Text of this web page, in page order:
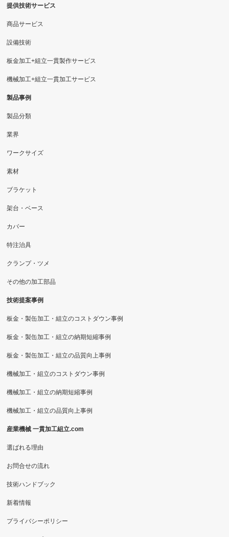
提供技術サービス
商品サービス
設備技術
板金加工+組立一貫製作サービス
機械加工+組立一貫加工サービス
製品事例
製品分類
業界
ワークサイズ
素材
ブラケット
架台・ベース
カバー
特注治具
クランプ・ツメ
その他の加工部品
技術提案事例
板金・製缶加工・組立のコストダウン事例
板金・製缶加工・組立の納期短縮事例
板金・製缶加工・組立の品質向上事例
機械加工・組立のコストダウン事例
機械加工・組立の納期短縮事例
機械加工・組立の品質向上事例
産業機械 一貫加工組立.com
選ばれる理由
お問合せの流れ
技術ハンドブック
新着情報
プライバシーポリシー